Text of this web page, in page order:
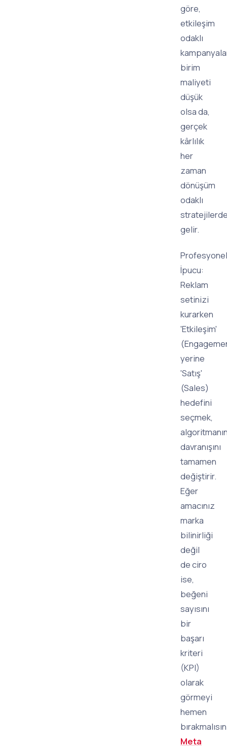
göre,
etkileşim
odaklı
birim
maliyeti
düşük
olsa da,
gerçek
kârlılık
her
zaman
dönüşüm
odaklı
gelir.
Profesyonel
İpucu:
Reklam
setinizi
kurarken
'Etkileşim'
yerine
'Satış'
(Sales)
hedefini
seçmek,
davranışını
tamamen
değiştirir.
Eğer
amacınız
marka
bilinirliği
değil
de ciro
ise,
beğeni
sayısını
bir
başarı
kriteri
(KPI)
olarak
görmeyi
hemen
Meta